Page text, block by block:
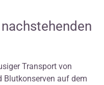
Transport von
Blutkonserven auf dem